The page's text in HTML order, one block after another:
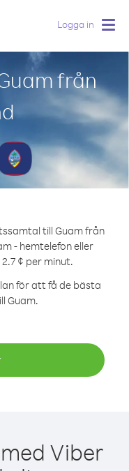
Logga in
från
till Guam från
- hemtelefon eller
¢ per minut.
för att få de bästa
Guam.
Viber